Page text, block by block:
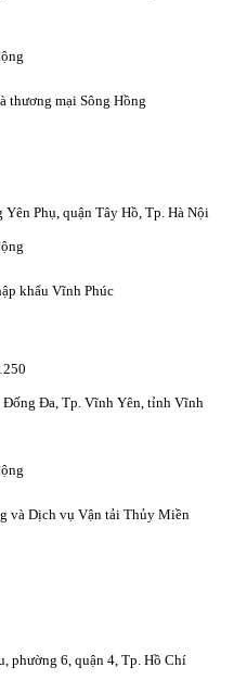
thương mại Sông Hồng
Phụ, quận Tây Hồ, Tp. Hà Nội
khẩu Vĩnh Phúc
Đa, Tp. Vĩnh Yên, tỉnh Vĩnh
và Dịch vụ Vận tải Thủy Miền
phường 6, quận 4, Tp. Hồ Chí